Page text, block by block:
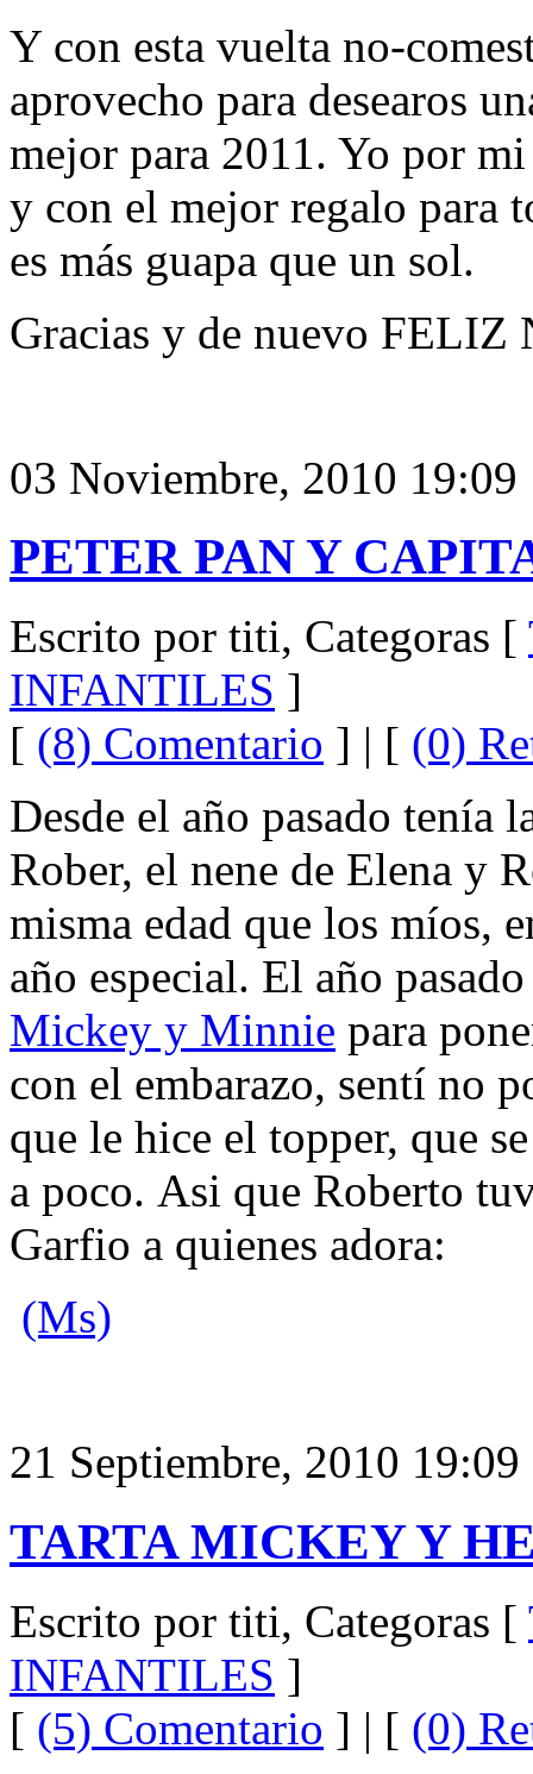
Y con esta vuelta no-
aprovecho para desearos
mejor para 2011. Yo por
y con el mejor regalo para
es más guapa que un sol.
Gracias y de nuevo
03 Noviembre, 2010 19:09
PETER PAN Y
Escrito por titi, Categoras [
INFANTILES ]
[ (8) Comentario ] | [ (0)
Desde el año pasado tenía
Rober, el nene de Elena y
misma edad que los míos,
año especial. El año
Mickey y Minnie para
con el embarazo, sentí no
que le hice el topper, que
a poco. Asi que Roberto
Garfio a quienes adora:
(Ms)
21 Septiembre, 2010 19:09
TARTA MICKEY Y
Escrito por titi, Categoras [
INFANTILES ]
[ (5) Comentario ] | [ (0)